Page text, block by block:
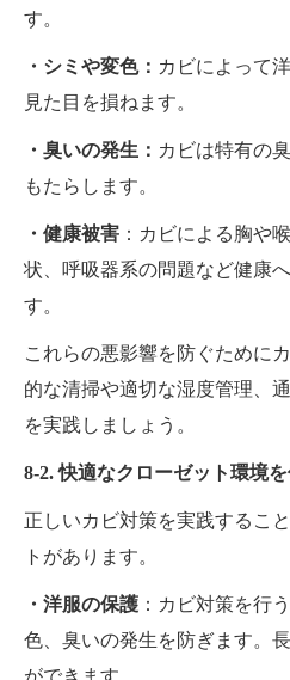
す。
・シミや変色： カビによって
見た目を損ねます。
・臭いの発生： カビは特有の
もたらします。
・健康被害 ：カビによる胸や
状、呼吸器系の問題など健康
す。
これらの悪影響を防ぐために
的な清掃や適切な湿度管理、
を実践しましょう。
8-2. 快適なクローゼット環境
正しいカビ対策を実践するこ
トがあります。
・洋服の保護 ：カビ対策を行
色、臭いの発生を防ぎます。